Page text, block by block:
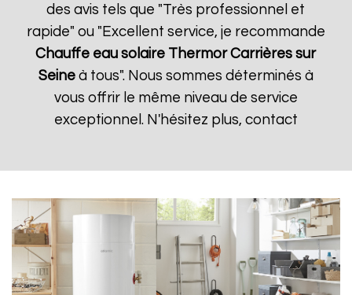
des avis tels que "Très professionnel et
rapide" ou "Excellent service, je recommande
Chauffe eau solaire Thermor Carrières sur
Seineà tous". Nous sommes déterminés à
vous offrir le même niveau de service
exceptionnel. N'hésitez plus, contact